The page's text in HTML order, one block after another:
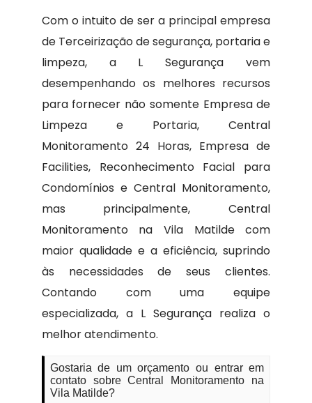
Com o intuito de ser a principal empresa
de Terceirização de segurança, portaria e
limpeza, a L Segurança vem
desempenhando os melhores recursos
para fornecer não somente Empresa de
Limpeza e Portaria, Central
Monitoramento 24 Horas, Empresa de
Facilities, Reconhecimento Facial para
Condomínios e Central Monitoramento,
mas principalmente, Central
Monitoramento na Vila Matilde com
maior qualidade e a eficiência, suprindo
às necessidades de seus clientes.
Contando com uma equipe
especializada, a L Segurança realiza o
melhor atendimento.
Gostaria de um orçamento ou entrar em
contato sobre Central Monitoramento na
Vila Matilde?